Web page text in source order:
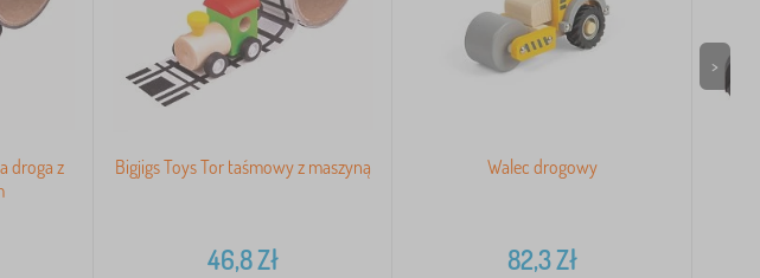
droga z
Bigjigs Toys Tor taśmowy z maszyną
46,8Zł
Walec drogowy
82,3Zł
>